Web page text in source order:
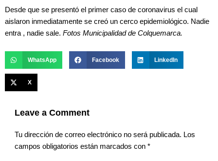
Desde que se presentó el primer caso de coronavirus el cual
aislaron inmediatamente se creó un cerco epidemiológico. Nadie
entra , nadie sale. Fotos Municipalidad de Colquemarca.
WhatsApp Facebook LinkedIn
X
Leave a Comment
Tu dirección de correo electrónico no será publicada. Los
campos obligatorios están marcados con *